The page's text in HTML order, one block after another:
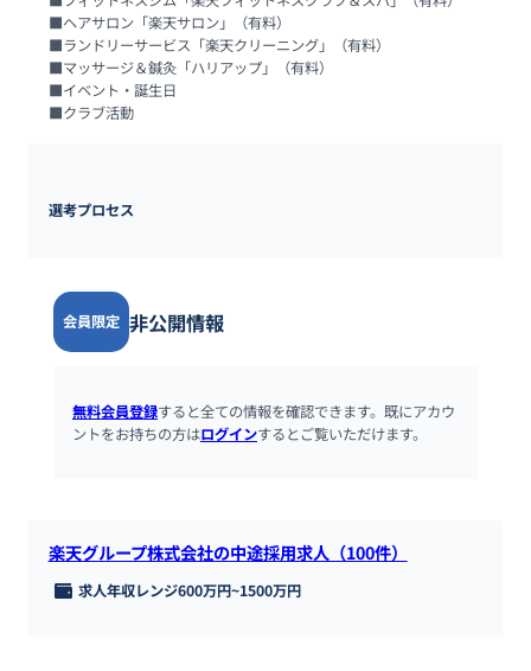
■ヘアサロン「楽天サロン」（有料）
■ランドリーサービス「楽天クリーニング」（有料）
■マッサージ＆鍼灸「ハリアップ」（有料）
■イベント・誕生日
■クラブ活動
選考プロセス
会員限定 非公開情報
無料会員登録すると全ての情報を確認できます。既にアカウ
ントをお持ちの方はログインするとご覧いただけます。
楽天グループ株式会社の中途採用求人（100件）
求人年収レンジ600万円~1500万円